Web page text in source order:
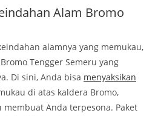
Alam Bromo
alamnya yang memukau,
Tengger Semeru yang
Di sini, Anda bisa menyaksikan
di atas kaldera Bromo,
membuat Anda terpesona. Paket